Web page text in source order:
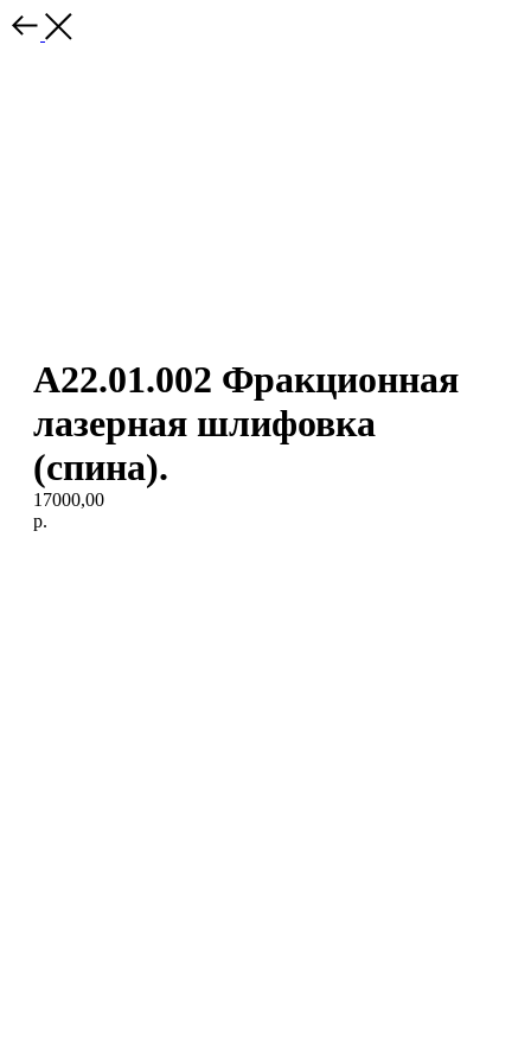
А22.01.002 Фракционная
лазерная шлифовка
(спина).
17000,00
р.